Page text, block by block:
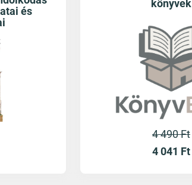
és
könyvek
4 490 Ft
4 041 Ft